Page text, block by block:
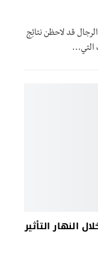
قد لاحظن نتائِج
التي…
النهار التأثير